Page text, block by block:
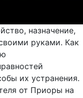
назначение,
руками. Как
их устранения.
от Приоры на